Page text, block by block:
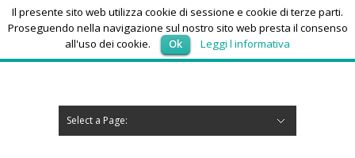
domenica 9, Agosto 2026
Select a Page:
Il presente sito web utilizza cookie di sessione e cookie di terze parti.
Proseguendo nella navigazione sul nostro sito web presta il consenso
all'uso dei cookie.
Ok Leggi l informativa